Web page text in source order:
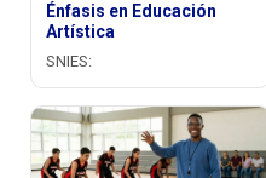
Énfasis en Educación
Artística
SNIES: